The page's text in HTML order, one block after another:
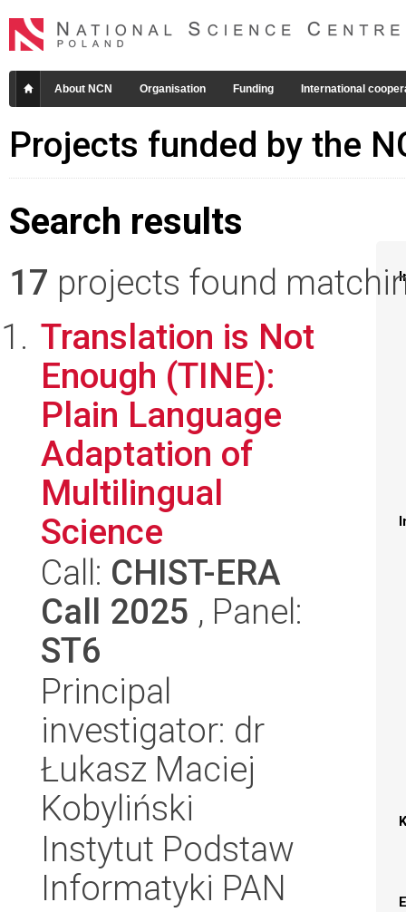
About NCN Organisation Funding International
Projects funded by the
Search results
17 projects found
Translation is Not
Enough (TINE):
Plain Language
Adaptation of
Multilingual
Science
Call: CHIST-ERA
Call 2025 , Panel:
ST6
Principal
investigator: dr
Łukasz Maciej
Kobyliński
Instytut Podstaw
Informatyki PAN